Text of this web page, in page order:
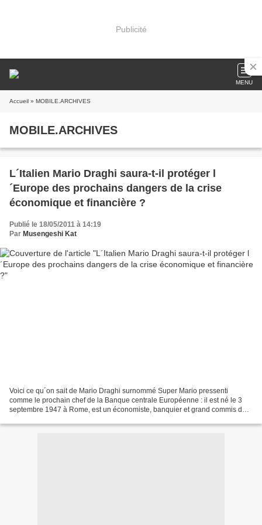
Publicité
MENU
Accueil » MOBILE.ARCHIVES
MOBILE.ARCHIVES
L´Italien Mario Draghi saura-t-il protéger l
´Europe des prochains dangers de la crise
économique et financière ?
Publié le 18/05/2011 à 14:19
Par Musengeshi Kat
Voici ce qu´on sait de Mario Draghi surnommé Super Mario pressenti
comme le prochain chef de la Banque centrale Européenne : il est né le 3
septembre 1947 à Rome, est un économiste, banquier et grand commis de